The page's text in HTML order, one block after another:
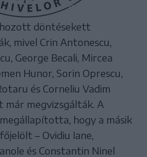
döntésekett
mivel Crin Antonescu,
George Becali, Mircea
Hunor, Sorin Oprescu,
és Corneliu Vadim
már megvizsgálták. A
hogy a másik
– Ovidiu Iane,
és Constantin Ninel